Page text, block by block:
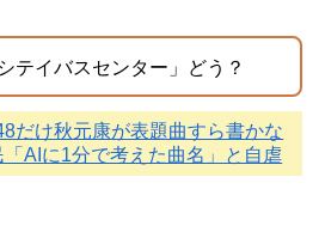
テイバスセンター」どう？
だけ秋元康が表題曲すら書かな
AIに1分で考えた曲名」と自虐